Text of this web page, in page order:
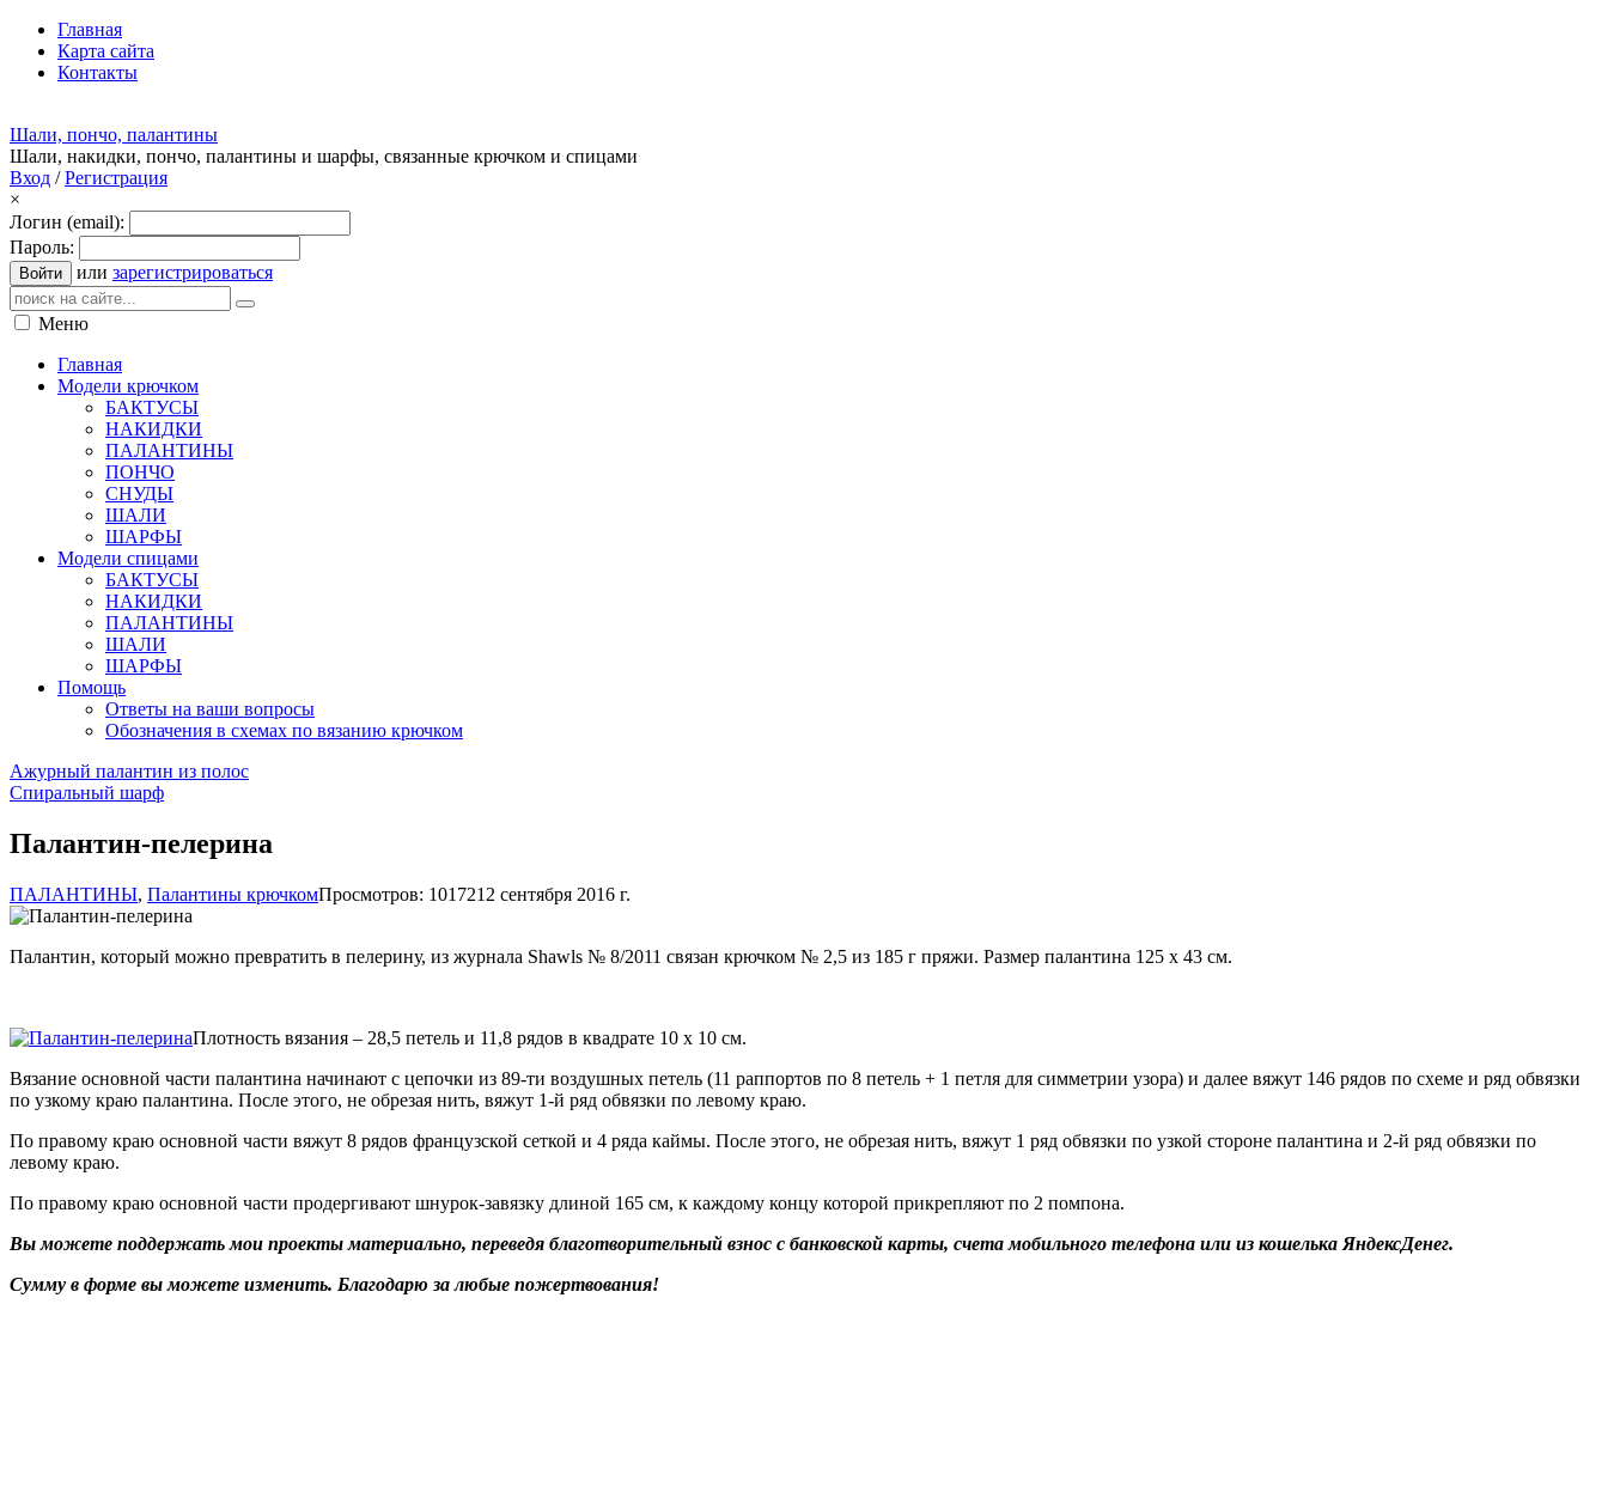
Главная
Карта сайта
Контакты
Шали, пончо, палантины
Шали, накидки, пончо, палантины и шарфы, связанные крючком и спицами
Вход /Регистрация
×
Логин (email):
Пароль:
Войти или зарегистрироваться
Меню
Главная
Модели крючком
БАКТУСЫ
НАКИДКИ
ПАЛАНТИНЫ
ПОНЧО
СНУДЫ
ШАЛИ
ШАРФЫ
Модели спицами
БАКТУСЫ
НАКИДКИ
ПАЛАНТИНЫ
ШАЛИ
ШАРФЫ
Помощь
Ответы на ваши вопросы
Обозначения в схемах по вязанию крючком
Ажурный палантин из полос
Спиральный шарф
Палантин-пелерина
ПАЛАНТИНЫ, Палантины крючкомПросмотров: 1017212 сентября 2016 г.
Палантин, который можно превратить в пелерину, из журнала Shawls № 8/2011 связан крючком № 2,5 из 185 г пряжи. Размер палантина 125 х 43 см.
Плотность вязания – 28,5 петель и 11,8 рядов в квадрате 10 х 10 см.
Вязание основной части палантина начинают с цепочки из 89-ти воздушных петель (11 раппортов по 8 петель + 1 петля для симметрии узора) и далее вяжут 146 рядов по схеме и ряд обвязки
по узкому краю палантина. После этого, не обрезая нить, вяжут 1-й ряд обвязки по левому краю.
По правому краю основной части вяжут 8 рядов французской сеткой и 4 ряда каймы. После этого, не обрезая нить, вяжут 1 ряд обвязки по узкой стороне палантина и 2-й ряд обвязки по
левому краю.
По правому краю основной части продергивают шнурок-завязку длиной 165 см, к каждому концу которой прикрепляют по 2 помпона.
Вы можете поддержать мои проекты материально, переведя благотворительный взнос с банковской карты, счета мобильного телефона или из кошелька ЯндексДенег.
Сумму в форме вы можете изменить. Благодарю за любые пожертвования!